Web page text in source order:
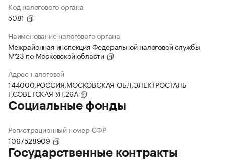
Код налогового органа
5081
Наименование налогового органа
Межрайонная инспекция Федеральной налоговой службы
№23 по Московской области
Адрес налоговой
144000,РОССИЯ,МОСКОВСКАЯ ОБЛ,ЭЛЕКТРОСТАЛЬ
Г,СОВЕТСКАЯ УЛ,26А
Социальные фонды
Регистрационный номер СФР
1067528909
Государственные контракты